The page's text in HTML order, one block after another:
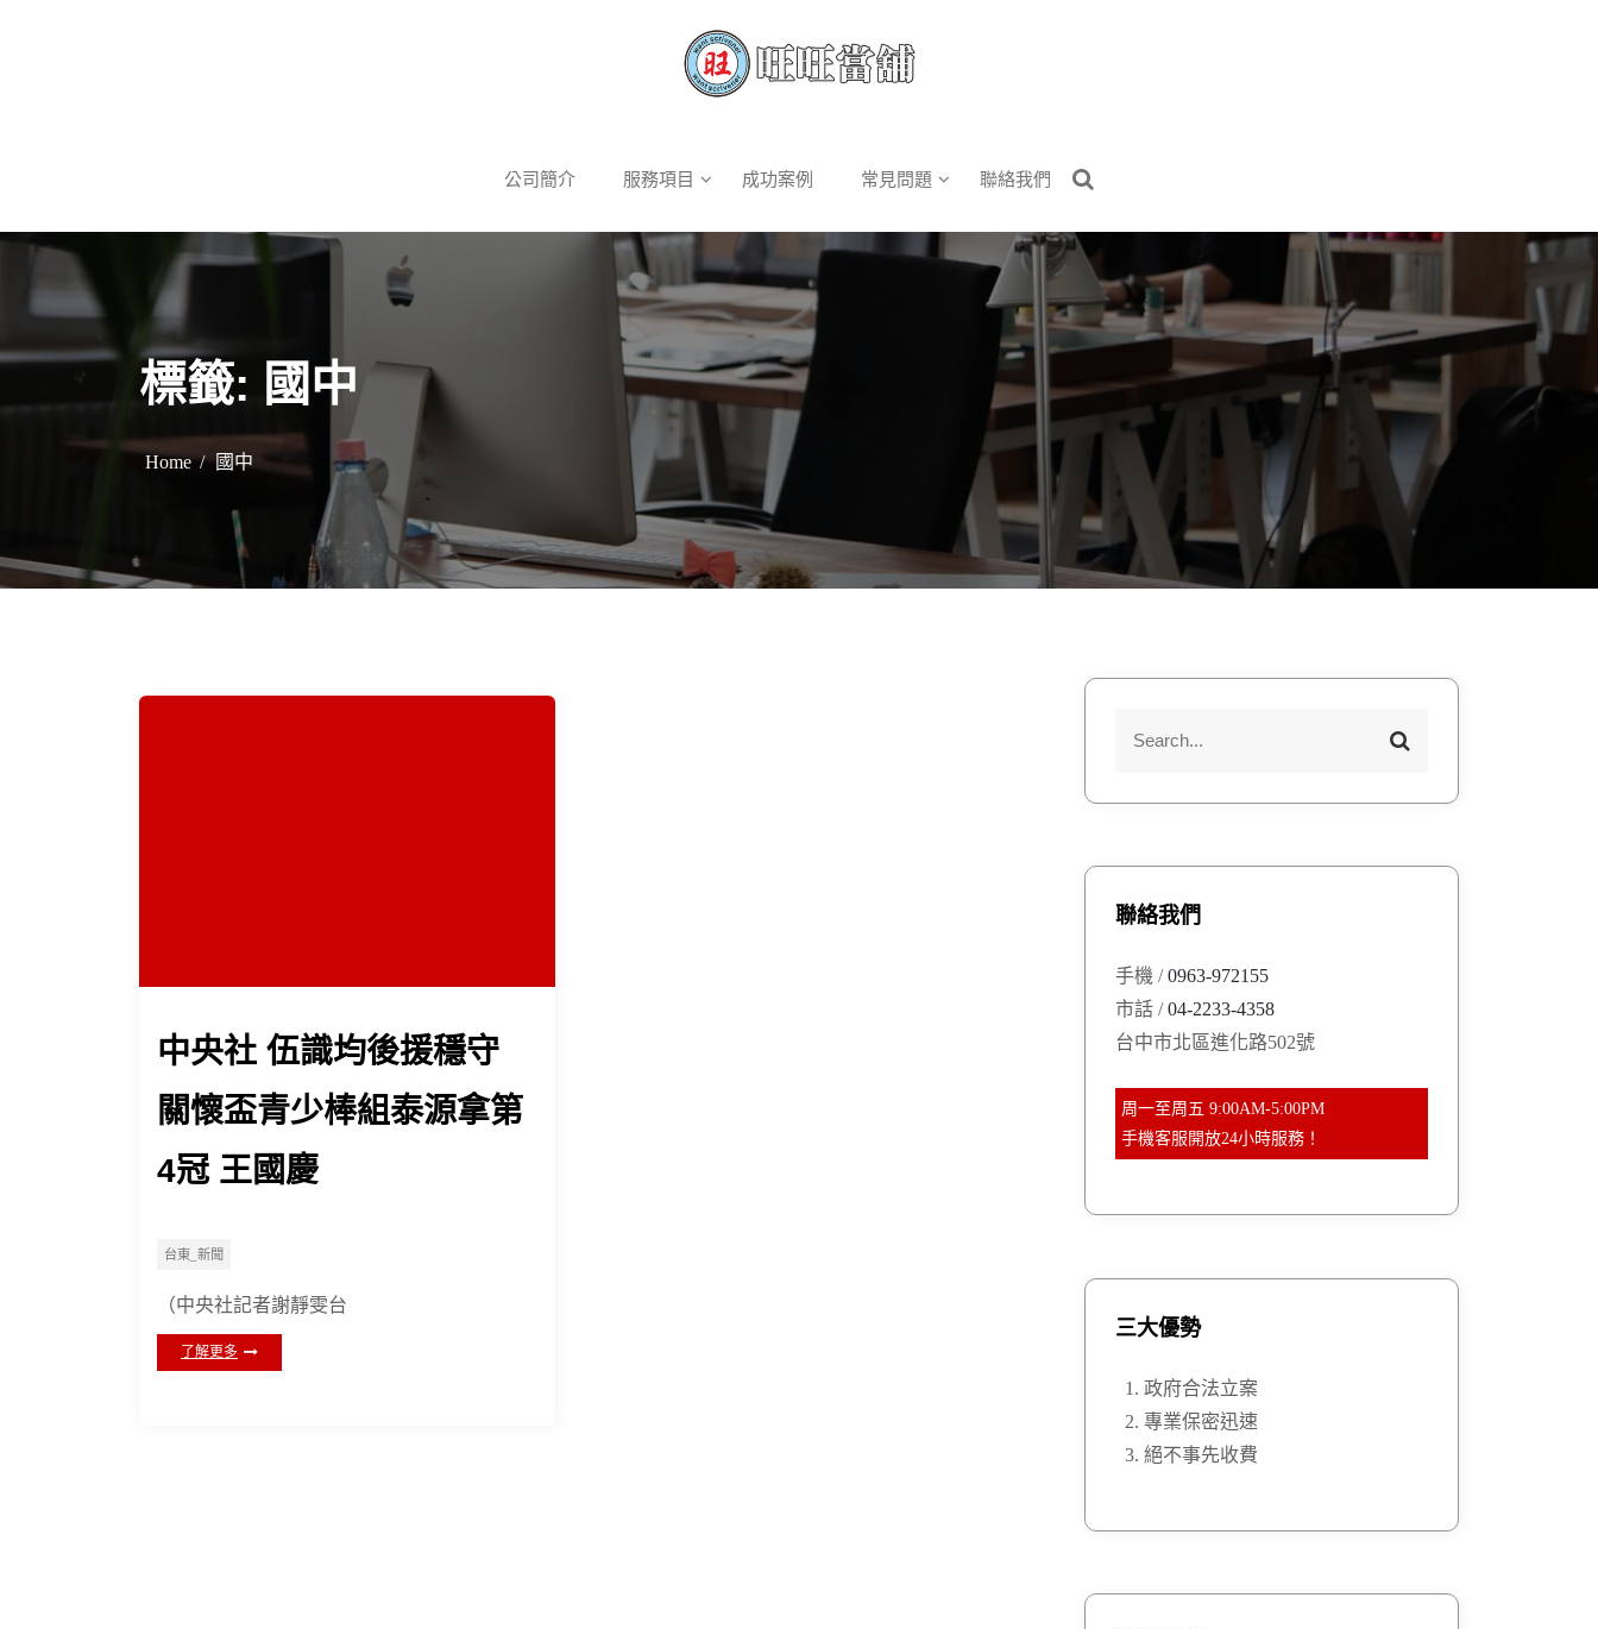
e
公司簡介 服務項目 成功案例 常見問題 聯絡我們
標籤: 國中
Home 國中
中央社 伍識均後援穩守
關懷盃青少棒組泰源拿第
4冠 王國慶
台東_新聞
（中央社記者謝靜雯台
了解更多
f
S
r
聯絡我們
手機 /0963-972155
市話 /04-2233-4358
台中市北區進化路502號
周一至周五 9:00AM-5:00PM
手機客服開放24小時服務！
三大優勢
政府合法立案
專業保密迅速
絕不事先收費